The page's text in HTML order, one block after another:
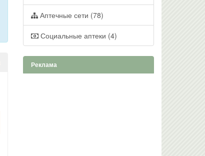
Аптечные сети (78)
Социальные аптеки (4)
Реклама